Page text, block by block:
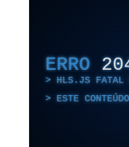
ERRO
HLS.JS FATAL
ESTE